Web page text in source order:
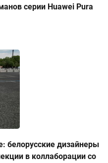
серии Huawei Pura
белорусские дизайнеры
в коллаборации со